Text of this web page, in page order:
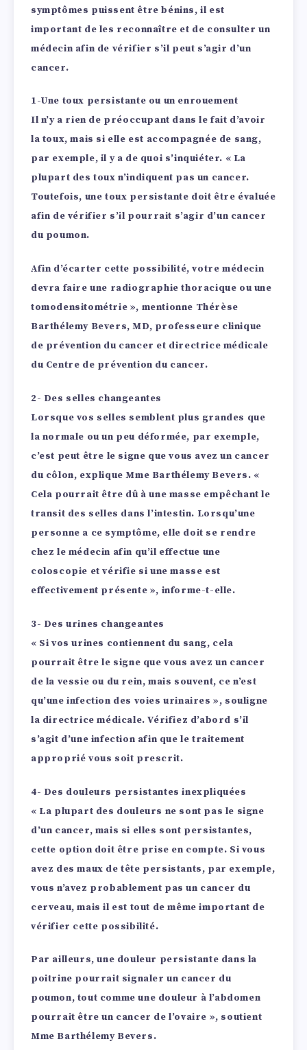
symptômes puissent être bénins, il est
important de les reconnaître et de consulter un
médecin afin de vérifier s’il peut s’agir d’un
cancer.
1-Une toux persistante ou un enrouement
Il n’y a rien de préoccupant dans le fait d’avoir
la toux, mais si elle est accompagnée de sang,
par exemple, il y a de quoi s’inquiéter. « La
plupart des toux n’indiquent pas un cancer.
Toutefois, une toux persistante doit être évaluée
afin de vérifier s’il pourrait s’agir d’un cancer
du poumon.
Afin d’écarter cette possibilité, votre médecin
devra faire une radiographie thoracique ou une
tomodensitométrie », mentionne Thérèse
Barthélemy Bevers, MD, professeure clinique
de prévention du cancer et directrice médicale
du Centre de prévention du cancer.
2- Des selles changeantes
Lorsque vos selles semblent plus grandes que
la normale ou un peu déformée, par exemple,
c’est peut être le signe que vous avez un cancer
du côlon, explique Mme Barthélemy Bevers. «
Cela pourrait être dû à une masse empêchant le
transit des selles dans l’intestin. Lorsqu’une
personne a ce symptôme, elle doit se rendre
chez le médecin afin qu’il effectue une
coloscopie et vérifie si une masse est
effectivement présente », informe-t-elle.
3- Des urines changeantes
« Si vos urines contiennent du sang, cela
pourrait être le signe que vous avez un cancer
de la vessie ou du rein, mais souvent, ce n’est
qu’une infection des voies urinaires », souligne
la directrice médicale. Vérifiez d’abord s’il
s’agit d’une infection afin que le traitement
approprié vous soit prescrit.
4- Des douleurs persistantes inexpliquées
« La plupart des douleurs ne sont pas le signe
d’un cancer, mais si elles sont persistantes,
cette option doit être prise en compte. Si vous
avez des maux de tête persistants, par exemple,
vous n’avez probablement pas un cancer du
cerveau, mais il est tout de même important de
vérifier cette possibilité.
Par ailleurs, une douleur persistante dans la
poitrine pourrait signaler un cancer du
poumon, tout comme une douleur à l’abdomen
pourrait être un cancer de l’ovaire », soutient
Mme Barthélemy Bevers.